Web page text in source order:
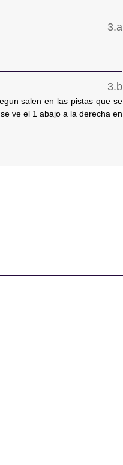
salen en las pistas que se
ve el 1 abajo a la derecha en